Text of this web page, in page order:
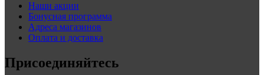
Наши акции
Бонусная программа
Адреса магазинов
Оплата и доставка
Присоединяйтесь